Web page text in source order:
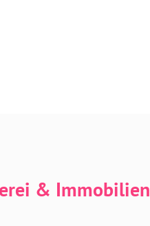
& Immobilien